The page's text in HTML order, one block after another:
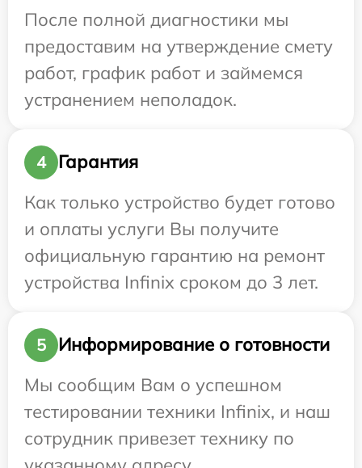
После полной диагностики мы
предоставим на утверждение смету
работ, график работ и займемся
устранением неполадок.
4
Гарантия
Как только устройство будет готово
и оплаты услуги Вы получите
официальную гарантию на ремонт
устройства Infinix сроком до 3 лет.
5
Информирование о готовности
Мы сообщим Вам о успешном
тестировании техники Infinix, и наш
сотрудник привезет технику по